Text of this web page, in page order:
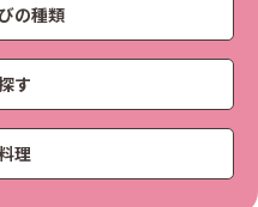
の種類
す
理